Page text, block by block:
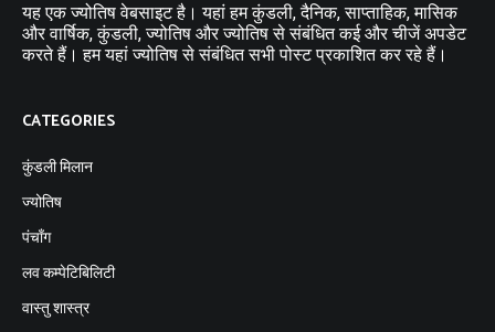
यह एक ज्योतिष वेबसाइट है। यहां हम कुंडली, दैनिक, साप्ताहिक, मासिक
और वार्षिक, कुंडली, ज्योतिष और ज्योतिष से संबंधित कई और चीजें अपडेट
करते हैं। हम यहां ज्योतिष से संबंधित सभी पोस्ट प्रकाशित कर रहे हैं।
CATEGORIES
कुंडली मिलान
ज्योतिष
पंचाँग
लव कम्पेटिबिलिटी
वास्तु शास्त्र